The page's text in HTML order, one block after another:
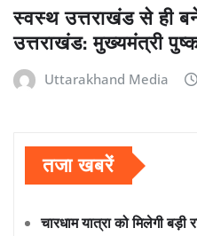
स्वस्थ उत्तराखंड से ही
उत्तराखंड: मुख्यमंत्री
Uttarakhand Media
तजा खबरें
चारधाम यात्रा को मिलेगी